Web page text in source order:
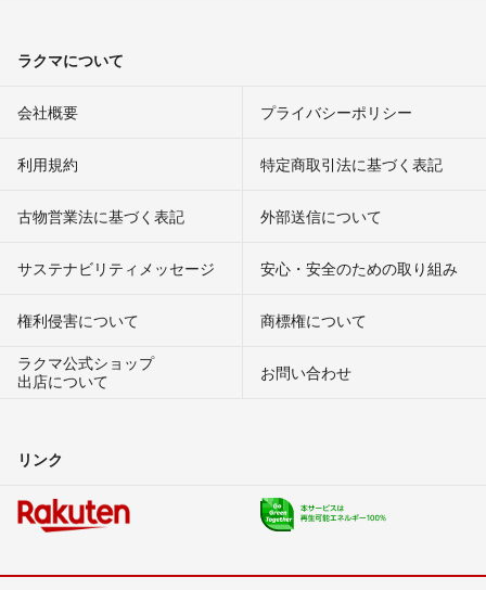
ラクマについて
会社概要 プライバシーポリシー
利用規約 特定商取引法に基づく表記
古物営業法に基づく表記 外部送信について
サステナビリティメッセージ 安心・安全のための取り組み
権利侵害について
商標権について
ラクマ公式ショップ
出店について
お問い合わせ
リンク